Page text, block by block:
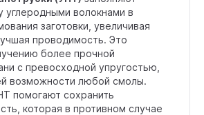
углеродными волокнами в
заготовки, увеличивая
проводимость. Это
более прочной
с превосходной упругостью,
возможности любой смолы.
помогают сохранить
которая в противном случае